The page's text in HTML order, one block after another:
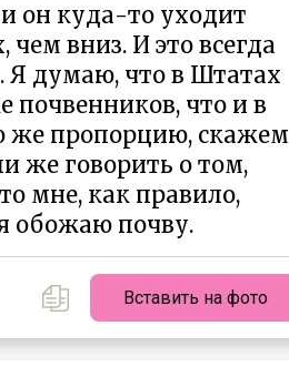
он куда-то уходит
чем вниз. И это всегда
Я думаю, что в Штатах
почвенников, что и в
же пропорцию, скажем
же говорить о том,
мне, как правило,
обожаю почву.
Вставить на фото